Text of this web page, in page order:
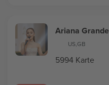
Ariana Grande
US,GB
5994 Karte